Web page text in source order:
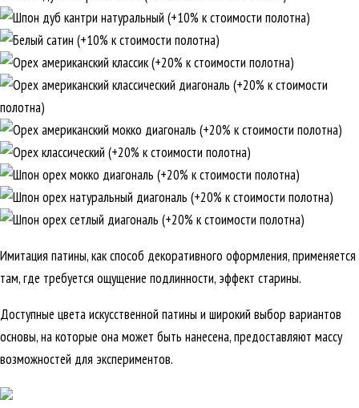
Имитация патины, как способ декоративного оформления, применяется
там, где требуется ощущение подлинности, эффект старины.
Доступные цвета искусственной патины и широкий выбор вариантов
основы, на которые она может быть нанесена, предоставляют массу
возможностей для экспериментов.